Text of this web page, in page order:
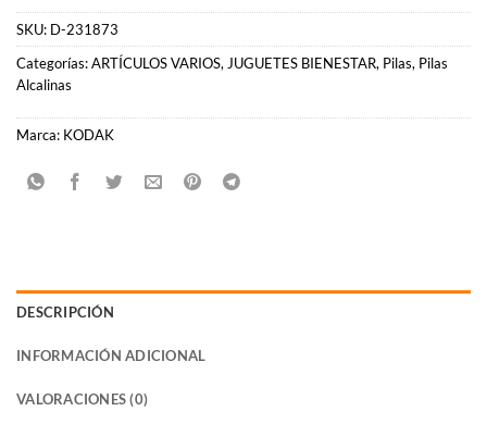
SKU: D-231873
Categorías:ARTÍCULOS VARIOS, JUGUETES BIENESTAR, Pilas, Pilas
Alcalinas
Marca: KODAK
DESCRIPCIÓN
INFORMACIÓN ADICIONAL
VALORACIONES (0)